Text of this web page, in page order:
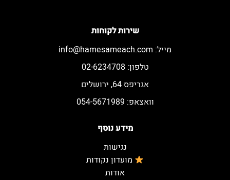
מידע נוסף
נגישות
מועדון נקודות
אודות
שירות לקוחות
מייל: info@hamesameach.com
טלפון: 02-6234708
אגריפס 64, ירושלים
וואצאפ: 054-5671989